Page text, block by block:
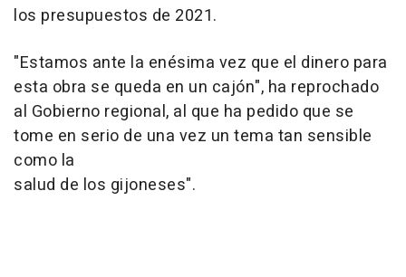
los presupuestos de 2021.
"Estamos ante la enésima vez que el dinero para
esta obra se queda en un cajón", ha reprochado
al Gobierno regional, al que ha pedido que se
tome en serio de una vez un tema tan sensible
como la
salud de los gijoneses".